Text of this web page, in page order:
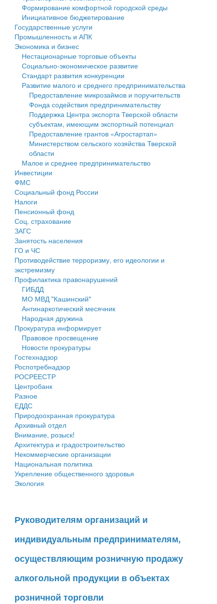
Государственные услуги
Промышленность и АПК
Экономика и бизнес
Символика
Устав
Гостям округа
Туризм
Культура
Образование
Здравоохранение
Социальная защита
Фотоальбом
муниципального округа Тверской области
Администрация Кашинского муниципального округа
Тверской области
Управление сельскими территориями
Открытые данные
Работа с обращениями граждан
Муниципальный контроль
Муниципальные услуги
Проекты административных регламентов
Антимонопольный комплаенс
Противодействие коррупции
Финансовое управление
Бюджет для граждан
Имущество
Выявление правообладателей ранее учтенных
объектов недвижимости
Имущественная поддержка субъектов малого и
среднего предпринимательства
Информационная поддержка субъектов малого и
среднего предпринимательства
Муниципальные программы
Контрольно-счетная палата
Персональные данные
Оценка регулирующего воздействия
Деятельность МУ
Нормативы градостроительного проектирования
Правила землепользования и застройки
Генеральные планы
Проекты планировки территории
Собрание депутатов
Городское поселение
Сельские поселения
Формирование комфортной городской среды
Инициативное бюджетирование
Государственные услуги
Промышленность и АПК
Экономика и бизнес
Нестационарные торговые объекты
Социально-экономическое развитие
Стандарт развития конкуренции
Развитие малого и среднего предпринимательства
Предоставление микрозаймов и поручительств
Фонда содействия предпринимательству
Поддержка Центра экспорта Тверской области
субъектам, имеющим экспортный потенциал
Предоставление грантов «Агростартап»
Министерством сельского хозяйства Тверской
области
Малое и среднее предпринимательство
Инвестиции
ФМС
Социальный фонд России
Налоги
Пенсионный фонд
Соц. страхование
ЗАГС
Занятость населения
ГО и ЧС
Противодействие терроризму, его идеологии и
экстремизму
Профилактика правонарушений
ГИБДД
МО МВД "Кашинский"
Антинаркотический месячник
Народная дружина
Прокуратура информирует
Правовое просвещение
Новости прокуратуры
Гостехнадзор
Роспотребнадзор
РОСРЕЕСТР
Центробанк
Разное
ЕДДС
Природоохранная прокуратура
Архивный отдел
Внимание, розыск!
Архитектура и градостроительство
Некоммерческие организации
Национальная политика
Укрепление общественного здоровья
Экология
Руководителям организаций и
индивидуальным предпринимателям,
осуществляющим розничную продажу
алкогольной продукции в объектах
розничной торговли